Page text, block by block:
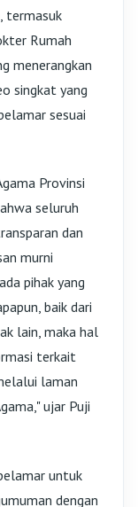
termasuk
Rumah
menerangkan
singkat yang
sesuai
Provinsi
seluruh
dan
murni
pihak yang
baik dari
lain, maka hal
terkait
laman
ujar Puji
untuk
dengan